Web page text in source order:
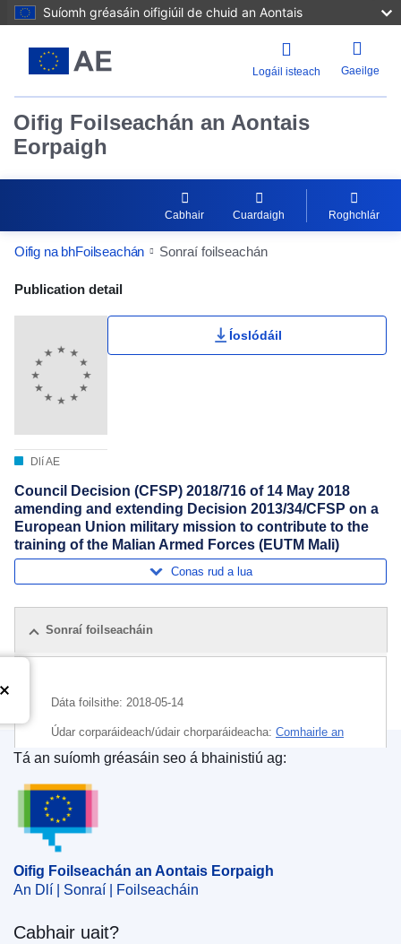
Suíomh gréasáin oifigiúil de chuid an Aontais
Logáil isteach Gaeilge
Oifig Foilseachán an Aontais
Eorpaigh
Cabhair Cuardaigh Roghchlár
Oifig na bhFoilseachán Sonraí foilseachán
Publication Detail Actions Portlet
Publication detail
Dlí AE
Íoslódáil
Council Decision (CFSP) 2018/716 of 14 May 2018
amending and extending Decision 2013/34/CFSP on a
European Union military mission to contribute to the
training of the Malian Armed Forces (EUTM Mali)
Conas rud a lua
Sonraí foilseacháin
Dáta foilsithe: 2018-05-14
Údar corparáideach/údair chorparáideacha: Comhairle an
Aontais Eorpaigh
Ábhar:comhar míleata
Aontais Eorpaigh
CELEX : 32018D0716
ELI :dec/2018/716/oj
IMMC : ST 7500 2018 INIT
Oifig Foilseachán an Aontais Eorpaigh
Tá an suíomh gréasáin seo á bhainistiú ag:
Oifig Foilseachán an Aontais Eorpaigh
An Dlí | Sonraí | Foilseacháin
Cabhair uait?